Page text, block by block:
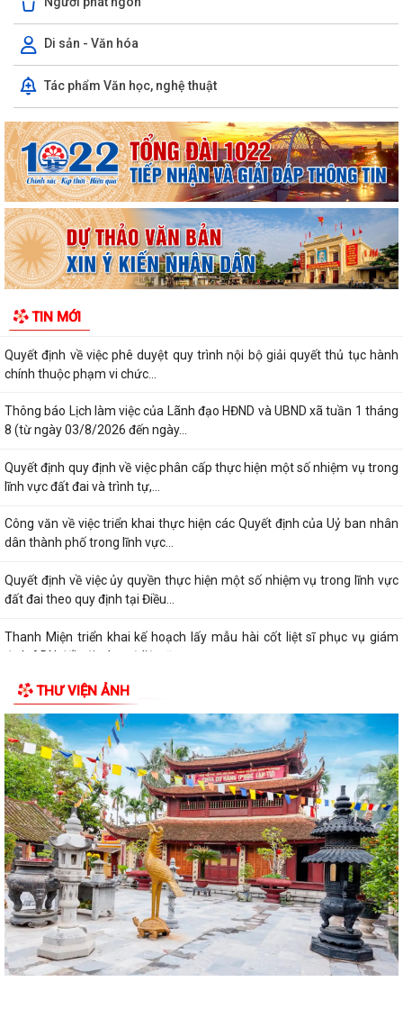
Di sản - Văn hóa
Tác phẩm Văn học, nghệ thuật
TIN MỚI
và Quỹ tín dụng nhân dân Tứ Cường
ĐỘI TUYỂN NHI ĐỒNG XÃ THANH MIỆN SẴN SÀNG TRANH TÀI TẠI GIẢI
BÓNG ĐÁ HOA PHƯỢNG THÀNH PHỐ HẢI PHÒNG...
HỘI NẠN NHÂN CHẤT ĐỘC DA CAM/DIOXIN XÃ THANH MIỆN GẶP MẶT
KỶ NIỆM 65 NĂM NGÀY THẢM HỌA DA CAM VIỆT...
ĐẢNG BỘ XÃ THANH MIỆN ĐẨY MẠNH SỬ DỤNG ỨNG DỤNG SỔ TAY
ĐIỆN TỬ ĐẢNG VIÊN
Chương trình mục tiêu quốc gia
Quyết định về việc phê duyệt quy trình nội bộ giải quyết thủ tục hành
chính thuộc phạm vi chức...
Thông báo Lịch làm việc của Lãnh đạo HĐND và UBND xã tuần 1 tháng
8 (từ ngày 03/8/2026 đến ngày...
Quyết định quy định về việc phân cấp thực hiện một số nhiệm vụ trong
lĩnh vực đất đai và trình tự,...
Công văn về việc triển khai thực hiện các Quyết định của Uỷ ban nhân
dân thành phố trong lĩnh vực...
Quyết định về việc ủy quyền thực hiện một số nhiệm vụ trong lĩnh vực
đất đai theo quy định tại Điều...
Thanh Miện triển khai kế hoạch lấy mẫu hài cốt liệt sĩ phục vụ giám
định ADN đối với các mộ liệt sĩ...
Thanh Miện công bố các quyết định kiện toàn chi ủy, chi bộ thôn và
công tác cán bộ
Nghị quyết Quy định số lượng người hoạt động không chuyên trách ở
thôn hưởng phụ cấp từ ngân sách...
Hội đồng nhân dân xã Thanh Miện khóa II tổ chức thành công kỳ họp
thứ 5 (kỳ họp thường lệ giữa năm...
Nghị quyết Quy định nội dung chi, mức chi kinh phí bảo đảm cho công
tác xây dựng văn bản quy phạm...
Thông báo về việc thay đổi thời gian tiếp công dân của đồng chí Bí thư
Đảng ủy tháng 7 năm 2026
Thông báo về việc mời ký kết hợp đồng dịch vụ với cá nhân thực hiện
THƯ VIỆN ẢNH